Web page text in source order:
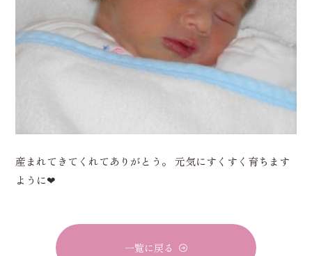
産まれてきてくれてありがとう。 元気にすくすく育ちます
ように❤
一覧に戻る